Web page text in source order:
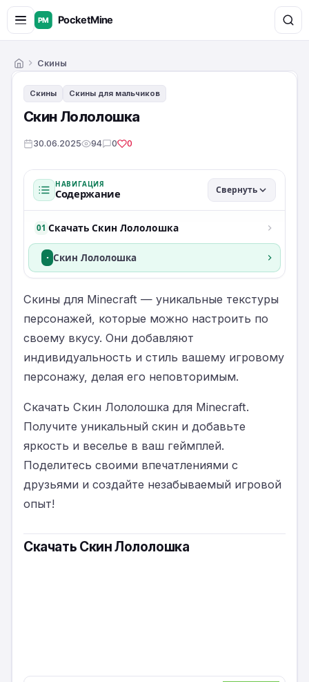
ГлавнаяСкины
Скины Скины для мальчиков
Скин Лололошка
30.06.2025 94 0 0
НАВИГАЦИЯ
Содержание Свернуть
01 Скачать Скин Лололошка
· Скин Лололошка
Скины для Minecraft — уникальные текстуры
персонажей, которые можно настроить по
своему вкусу. Они добавляют
индивидуальность и стиль вашему игровому
персонажу, делая его неповторимым.
Скачать Скин Лололошка для Minecraft.
Получите уникальный скин и добавьте
яркость и веселье в ваш геймплей.
Поделитесь своими впечатлениями с
друзьями и создайте незабываемый игровой
опыт!
Скачать Скин Лололошка